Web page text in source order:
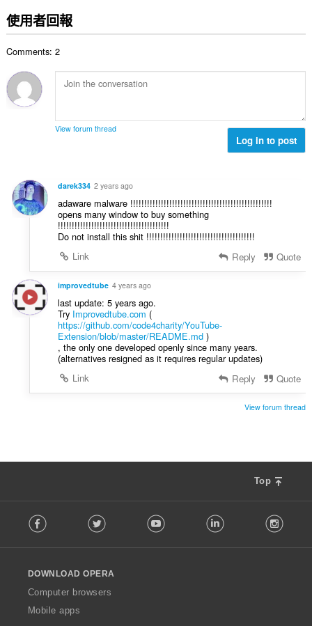
:
使用者回報
Comments: 2
View forum thread
Log in to post
darek334 2 years ago
adaware malware !!!!!!!!!!!!!!!!!!!!!!!!!!!!!!!!!!!!!!!!!!!!!!!!!!!
opens many window to buy something
!!!!!!!!!!!!!!!!!!!!!!!!!!!!!!!!!!!!!!!!
Do not install this shit !!!!!!!!!!!!!!!!!!!!!!!!!!!!!!!!!!!!!!!
Link
Reply Quote
improvedtube 4 years ago
last update: 5 years ago.
Try Improvedtube.com (
https://github.com/code4charity/YouTube-
Extension/blob/master/README.md)
, the only one developed openly since many years.
(alternatives resigned as it requires regular updates)
Link
Reply Quote
View forum thread
Top
o
w
O
p
Facebook Twitter Youtube LinkedIn
DOWNLOAD OPERA
Computer browsers
Mobile apps